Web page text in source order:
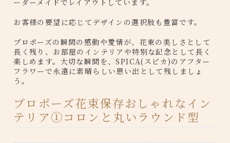
お客様の要望に応じてデザインの選択肢も豊富です。
プロポーズの瞬間の感動や愛情が、花束の美しさとして
長く残り、お部屋のインテリアや特別な記念として長く
楽しめます。大切な瞬間を、SPICA(スピカ)のアフター
フラワーで永遠に素晴らしい思い出として残しましょ
う。
プロポーズ花束保存おしゃれなイン
テリア①コロンと丸いラウンド型